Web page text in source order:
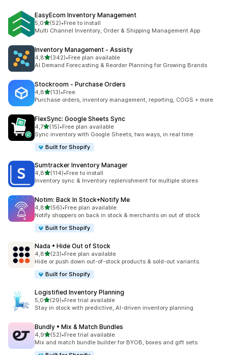
EasyEcom Inventory Management
5,05 yıldız üzerinden
(52)
toplam 52 değerlendirme
•Free to install
Multi Channel Inventory, Order & Shipping Management App
Inventory Management ‑ Assisty
4,85 yıldız üzerinden
(342)
toplam 342 değerlendirme
•Free plan available
AI Demand Forecasting & Reorder Planning for Growing Brands
Stockroom ‑ Purchase Orders
4,85 yıldız üzerinden
(13)
toplam 13 değerlendirme
•Free
Purchase orders, inventory management, reporting, COGS + more
FlexSync: Google Sheets Sync
4,75 yıldız üzerinden
(15)
toplam 15 değerlendirme
•Free plan available
Sync inventory with Google Sheets, two ways, in real time
Built for Shopify
Sumtracker Inventory Manager
4,85 yıldız üzerinden
(114)
toplam 114 değerlendirme
•Free to install
Inventory sync & Inventory replenishment for multiple stores
Notim: Back In Stock+Notify Me
4,85 yıldız üzerinden
(56)
toplam 56 değerlendirme
•Free plan available
Notify shoppers on back in stock & merchants on out of stock
Built for Shopify
Nada • Hide Out of Stock
4,85 yıldız üzerinden
(23)
toplam 23 değerlendirme
•Free plan available
Hide or push down out-of-stock products & sold-out variants.
Built for Shopify
Logistified Inventory Planning
5,05 yıldız üzerinden
(29)
toplam 29 değerlendirme
•Free trial available
Stay in stock with predictive, AI-driven inventory planning
Bundly • Mix & Match Bundles
4,95 yıldız üzerinden
(52)
toplam 52 değerlendirme
•Free trial available
Mix and match bundle builder for BYOB, boxes and gift sets